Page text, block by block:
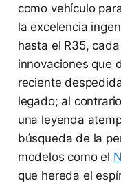
como vehículo
la excelencia
hasta el R35,
innovaciones que
reciente
legado; al
una leyenda
búsqueda de la
modelos como el
que hereda el